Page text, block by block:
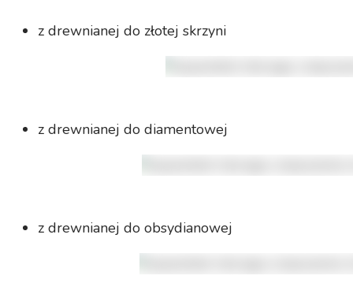
z drewnianej do złotej skrzyni
z drewnianej do diamentowej
z drewnianej do obsydianowej